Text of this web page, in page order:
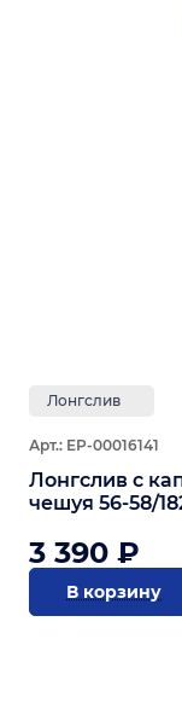
Лонгслив
Арт.: ЕР-00016141
Лонгслив с
чешуя 56-58/
3 390 ₽
В корзину